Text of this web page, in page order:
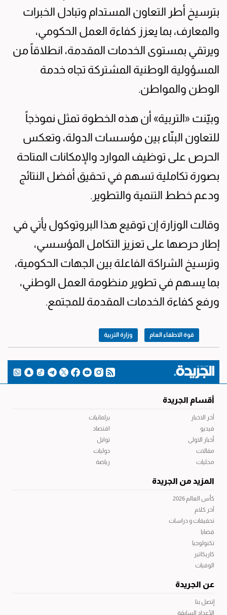
بترسيخ أطر التعاون المستدام وتبادل الخبرات
والمعارف، بما يعزز كفاءة العمل الحكومي،
ويرتقي بمستوى الخدمات المقدمة، انطلاقاً من
المسؤولية الوطنية المشتركة تجاه خدمة
الوطن والمواطن.
وبيّنت «التربية» أن هذه الخطوة تمثل نموذجاً
للتعاون البنّاء بين مؤسسات الدولة، وتعكس
الحرص على توظيف الموارد والإمكانات المتاحة
بصورة تكاملية تسهم في تحقيق أفضل النتائج
ودعم خطط التنمية والتطوير.
وقالت الوزارة إن توقيع هذا البروتوكول يأتي في
إطار حرصها على تعزيز التكامل المؤسسي،
وترسيخ الشراكة الفاعلة بين الجهات الحكومية،
بما يسهم في تطوير منظومة العمل الوطني،
ورفع كفاءة الخدمات المقدمة للمجتمع.
قوة الاطفاء العام وزارة التربية
أقسام الجريدة
آخر الاخبار
فيديو
أخبار الاولى
مقالات
محليات
برلمانيات
اقتصاد
توابل
دوليات
رياضة
المزيد من الجريدة
كأس العالم 2026
آخر كلام
تحقيقات و دراسات
قضايا
تكنولوجيا
كاريكاتير
الوفيات
عن الجريدة
إتصل بنا
الأعداد السابقة